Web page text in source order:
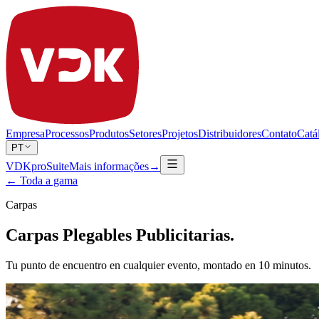
EmpresaProcessosProdutosSetoresProjetosDistribuidoresContato
PT
VDKproSuiteMais informações→
← Toda a gama
Carpas
Carpas Plegables Publicitarias.
Tu punto de encuentro en cualquier evento, montado en 10 minutos.